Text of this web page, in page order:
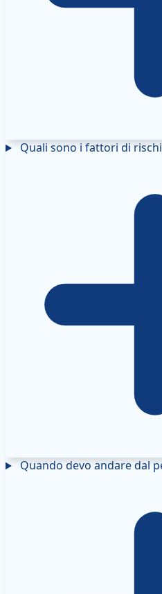
Quali sono i fattori di
Quando devo andare dal